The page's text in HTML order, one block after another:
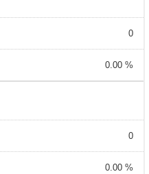
0
0.00 %
0
0.00 %